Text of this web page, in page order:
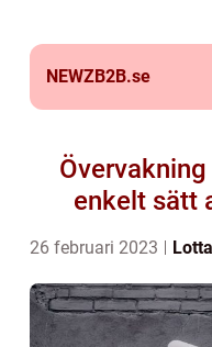
NEWZB2B.se
enkelt sätt
26 februari 2023